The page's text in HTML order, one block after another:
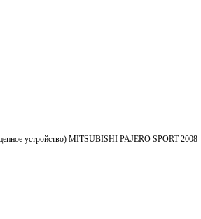
устройство) MITSUBISHI PAJERO SPORT 2008-